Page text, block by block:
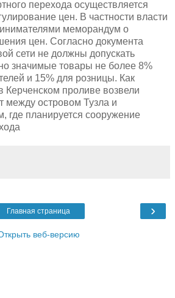
перехода осуществляется
цен. В частности власти
меморандум о
цен. Согласно документа
сети не должны допускать
значимые товары не более 8%
и 15% для розницы. Как
Керченском проливе возвели
между островом Тузла и
где планируется сооружение
›
Главная страница
веб-версию